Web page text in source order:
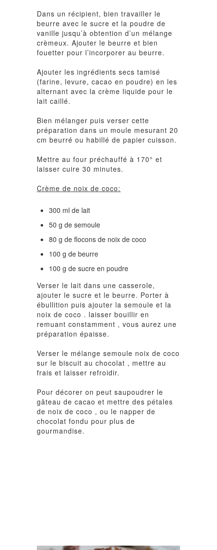
Dans un récipient, bien travailler le
beurre avec le sucre et la poudre de
vanille jusqu’à obtention d’un mélange
crèmeux. Ajouter le beurre et bien
fouetter pour l’incorporer au beurre.
Ajouter les ingrédients secs tamisé
(farine, levure, cacao en poudre) en les
alternant avec la crème liquide pour le
lait caillé.
Bien mélanger puis verser cette
préparation dans un moule mesurant 20
cm beurré ou habillé de papier cuisson.
Mettre au four préchauffé à 170° et
laisser cuire 30 minutes.
Crème de noix de coco:
300 ml de lait
50 g de semoule
80 g de flocons de noix de coco
100 g de beurre
100 g de sucre en poudre
Verser le lait dans une casserole,
ajouter le sucre et le beurre. Porter à
ébullition puis ajouter la semoule et la
noix de coco . laisser bouillir en
remuant constamment , vous aurez une
préparation épaisse.
Verser le mélange semoule noix de coco
sur le biscuit au chocolat , mettre au
frais et laisser refroidir.
Pour décorer on peut saupoudrer le
gâteau de cacao et mettre des pétales
de noix de coco , ou le napper de
chocolat fondu pour plus de
gourmandise.